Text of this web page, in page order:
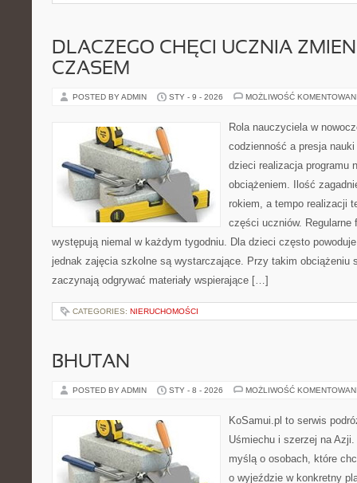
DLACZEGO CHĘCI UCZNIA
CZASEM
POSTED BY ADMIN STY - 9 - 2026 MOŻLIWOŚĆ
Rola nauczyciela w
codzienność a presja
dzieci realizacja programu
obciążeniem. Ilość
rokiem, a tempo realizacji
części uczniów. Regularne
występują niemal w każdym tygodniu. Dla dzieci często
jednak zajęcia szkolne są wystarczające. Przy takim obciążeniu
zaczynają odgrywać materiały wspierające […]
CATEGORIES: NIERUCHOMOŚCI
BHUTAN
POSTED BY ADMIN STY - 8 - 2026 MOŻLIWOŚĆ
KoSamui.pl to serwis
Uśmiechu i szerzej na
myślą o osobach, które
o wyjeździe w konkretny